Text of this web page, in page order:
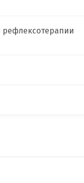
рефлексотерапии